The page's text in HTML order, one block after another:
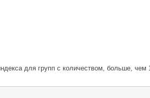
для групп с количеством, больше, чем